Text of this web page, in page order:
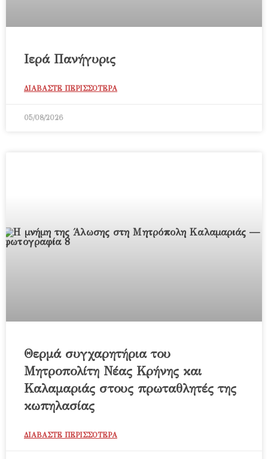
Ιερά Πανήγυρις
ΔΙΑΒΑΣΤΕ ΠΕΡΙΣΣΟΤΕΡΑ
05/08/2026
Θερμά συγχαρητήρια του
Μητροπολίτη Νέας Κρήνης και
Καλαμαριάς στους πρωταθλητές της
κωπηλασίας
ΔΙΑΒΑΣΤΕ ΠΕΡΙΣΣΟΤΕΡΑ